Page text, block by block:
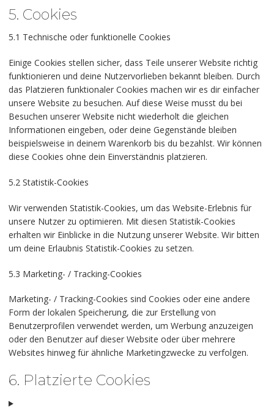
5. Cookies
5.1 Technische oder funktionelle Cookies
Einige Cookies stellen sicher, dass Teile unserer Website richtig
funktionieren und deine Nutzervorlieben bekannt bleiben. Durch
das Platzieren funktionaler Cookies machen wir es dir einfacher
unsere Website zu besuchen. Auf diese Weise musst du bei
Besuchen unserer Website nicht wiederholt die gleichen
Informationen eingeben, oder deine Gegenstände bleiben
beispielsweise in deinem Warenkorb bis du bezahlst. Wir können
diese Cookies ohne dein Einverständnis platzieren.
5.2 Statistik-Cookies
Wir verwenden Statistik-Cookies, um das Website-Erlebnis für
unsere Nutzer zu optimieren. Mit diesen Statistik-Cookies
erhalten wir Einblicke in die Nutzung unserer Website. Wir bitten
um deine Erlaubnis Statistik-Cookies zu setzen.
5.3 Marketing- / Tracking-Cookies
Marketing- / Tracking-Cookies sind Cookies oder eine andere
Form der lokalen Speicherung, die zur Erstellung von
Benutzerprofilen verwendet werden, um Werbung anzuzeigen
oder den Benutzer auf dieser Website oder über mehrere
Websites hinweg für ähnliche Marketingzwecke zu verfolgen.
6. Platzierte Cookies